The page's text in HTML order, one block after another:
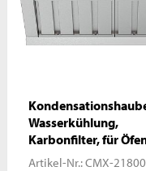
Wasserkühlung,
Karbonfilter, für
212053-56, 212059-
Artikel-Nr.:CMX-